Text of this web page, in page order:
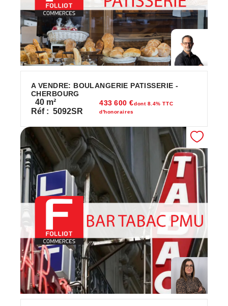
A VENDRE: BOULANGERIE PATISSERIE -
CHERBOURG
40 m²
Réf : 5092SR
433 600 €dont 8.4% TTC
d'honoraires